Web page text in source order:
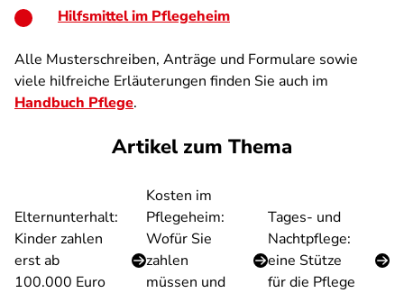
Hilfsmittel im Pflegeheim
Alle Musterschreiben, Anträge und Formulare sowie
viele hilfreiche Erläuterungen finden Sie auch im
Handbuch Pflege.
Artikel zum Thema
Elternunterhalt:
Kinder zahlen
erst ab
100.000 Euro
Kosten im
Pflegeheim:
Wofür Sie
zahlen
müssen und
Tages- und
Nachtpflege:
eine Stütze
für die Pflege